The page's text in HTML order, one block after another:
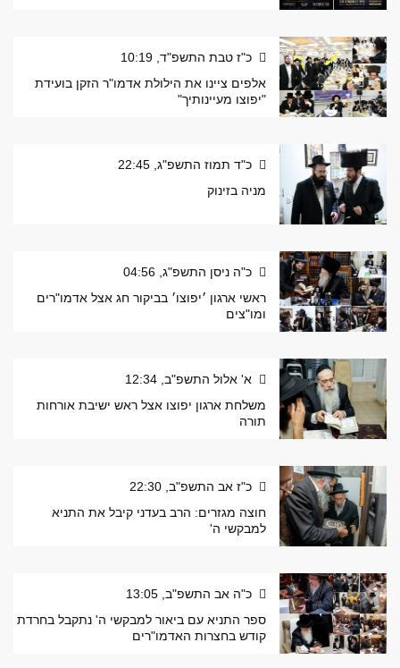
כ"ז טבת התשפ"ד, 10:19
אלפים ציינו את הילולת אדמו"ר הזקן בועידת
"יפוצו מעיינותיך"
כ"ד תמוז התשפ"ג, 22:45
מניה בזינוק
כ"ה ניסן התשפ"ג, 04:56
ראשי ארגון ׳יפוצו׳ בביקור חג אצל אדמו"רים
ומו"צים
א' אלול התשפ"ב, 12:34
משלחת ארגון יפוצו אצל ראש ישיבת אורחות
תורה
כ"ז אב התשפ"ב, 22:30
חוצה מגזרים: הרב בעדני קיבל את התניא
למבקשי ה'
כ"ה אב התשפ"ב, 13:05
ספר התניא עם ביאור למבקשי ה' נתקבל בחרדת
קודש בחצרות האדמו"רים